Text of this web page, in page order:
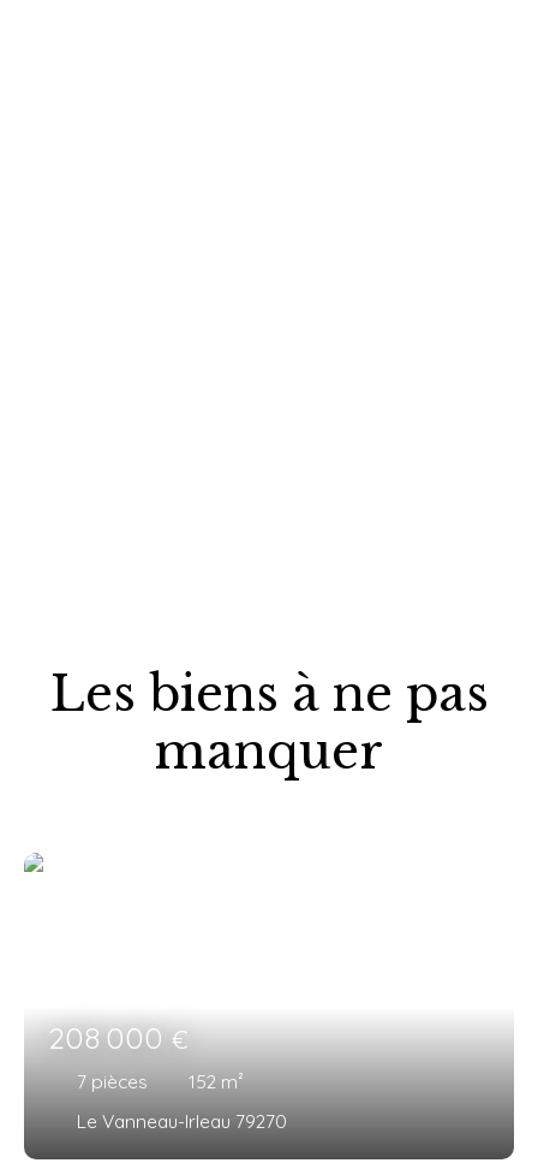
Les biens à ne pas
manquer
208 000€
7 pièces 152 m²
Le Vanneau-Irleau 79270